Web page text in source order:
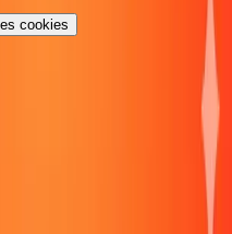
cookies